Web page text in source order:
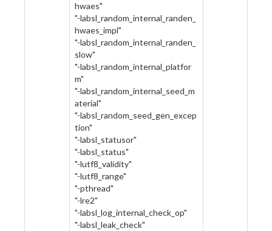
hwaes"
"-labsl_random_internal_randen_
hwaes_impl"
"-labsl_random_internal_randen_
slow"
"-labsl_random_internal_platfor
m"
"-labsl_random_internal_seed_m
aterial"
"-labsl_random_seed_gen_excep
tion"
"-labsl_statusor"
"-labsl_status"
"-lutf8_validity"
"-lutf8_range"
"-pthread"
"-lre2"
"-labsl_log_internal_check_op"
"-labsl_leak_check"